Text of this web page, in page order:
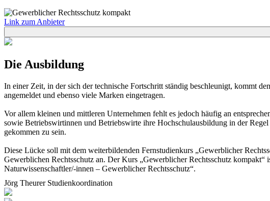
Link zum Anbieter
Die Ausbildung
In einer Zeit, in der sich der technische Fortschritt ständig beschleunigt, kommt
angemeldet und ebenso viele Marken eingetragen.
Vor allem kleinen und mittleren Unternehmen fehlt es jedoch häufig an
sowie Betriebswirtinnen und Betriebswirte ihre Hochschulausbildung in der
gekommen zu sein.
Diese Lücke soll mit dem weiterbildenden Fernstudienkurs „Gewerblicher
Gewerblichen Rechtsschutz an. Der Kurs „Gewerblicher Rechtsschutz
Naturwissenschaftler/-innen – Gewerblicher Rechtsschutz“.
Jörg Theurer Studienkoordination